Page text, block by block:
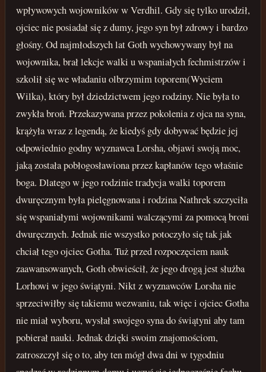
wpływowych wojowników w Verdhil. Gdy się tylko urodził,
ojciec nie posiadał się z dumy, jego syn był zdrowy i bardzo
głośny. Od najmłodszych lat Goth wychowywany był na
wojownika, brał lekcje walki u wspaniałych fechmistrzów i
szkolił się we władaniu olbrzymim toporem(Wyciem
Wilka), który był dziedzictwem jego rodziny. Nie była to
zwykła broń. Przekazywana przez pokolenia z ojca na syna,
krążyła wraz z legendą, że kiedyś gdy dobywać będzie jej
odpowiednio godny wyznawca Lorsha, objawi swoją moc,
jaką została pobłogosławiona przez kapłanów tego właśnie
boga. Dlatego w jego rodzinie tradycja walki toporem
dwuręcznym była pielęgnowana i rodzina Nathrek szczyciła
się wspaniałymi wojownikami walczącymi za pomocą broni
dwuręcznych. Jednak nie wszystko potoczyło się tak jak
chciał tego ojciec Gotha. Tuż przed rozpoczęciem nauk
zaawansowanych, Goth obwieścił, że jego drogą jest służba
Lorhowi w jego świątyni. Nikt z wyznawców Lorsha nie
sprzeciwiłby się takiemu wezwaniu, tak więc i ojciec Gotha
nie miał wyboru, wysłał swojego syna do świątyni aby tam
pobierał nauki. Jednak dzięki swoim znajomościom,
zatroszczył się o to, aby ten mógł dwa dni w tygodniu